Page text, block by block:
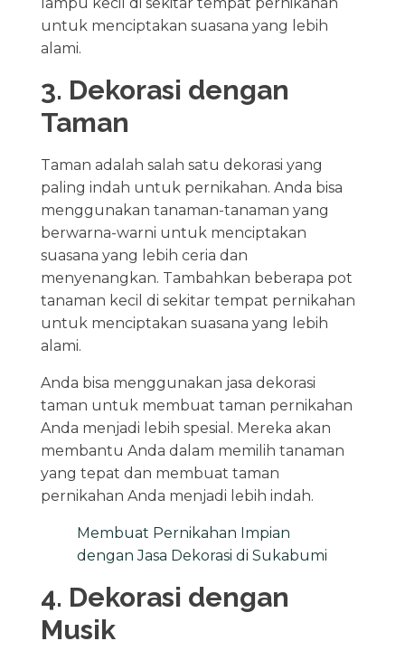
untuk menciptakan suasana yang lebih
alami.
3. Dekorasi dengan
Taman
Taman adalah salah satu dekorasi yang
paling indah untuk pernikahan. Anda bisa
menggunakan tanaman-tanaman yang
berwarna-warni untuk menciptakan
suasana yang lebih ceria dan
menyenangkan. Tambahkan beberapa pot
tanaman kecil di sekitar tempat pernikahan
untuk menciptakan suasana yang lebih
alami.
Anda bisa menggunakan jasa dekorasi
taman untuk membuat taman pernikahan
Anda menjadi lebih spesial. Mereka akan
membantu Anda dalam memilih tanaman
yang tepat dan membuat taman
pernikahan Anda menjadi lebih indah.
Membuat Pernikahan Impian
dengan Jasa Dekorasi di Sukabumi
4. Dekorasi dengan
Musik